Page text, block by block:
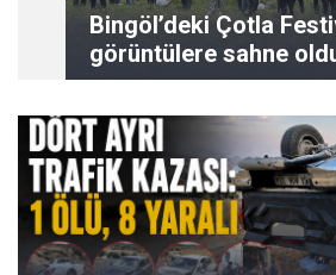
Bingöl’deki Çotla
görüntülere sahne